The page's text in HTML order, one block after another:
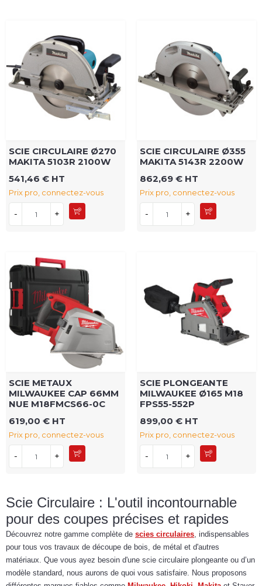
SCIE CIRCULAIRE Ø270
MAKITA 5103R 2100W
541,46 € HT
Prix pro, connectez-vous
- +
SCIE CIRCULAIRE Ø355
MAKITA 5143R 2200W
862,69 € HT
Prix pro, connectez-vous
- +
SCIE METAUX
MILWAUKEE CAP 66MM
NUE M18FMCS66-0C
619,00 € HT
Prix pro, connectez-vous
- +
SCIE PLONGEANTE
MILWAUKEE Ø165 M18
FPS55-552P
899,00 € HT
Prix pro, connectez-vous
- +
Scie Circulaire : L'outil incontournable
pour des coupes précises et rapides
Découvrez notre gamme complète de scies circulaires, indispensables
pour tous vos travaux de découpe de bois, de métal et d'autres
matériaux. Que vous ayez besoin d'une scie circulaire plongeante ou d’un
modèle standard, nous aurons de quoi vous satisfaire. Nous proposons